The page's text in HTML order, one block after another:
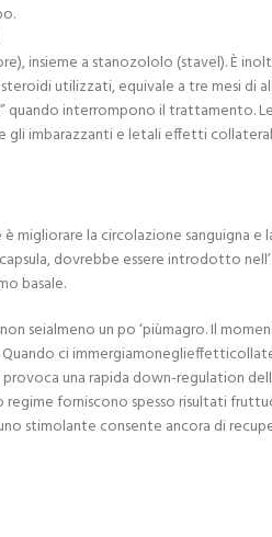
insieme a stanozololo (stavel). È
utilizzati, equivale a tre mesi di
quando interrompono il trattamento.
gli imbarazzanti e letali effetti
migliorare la circolazione sanguigna
dovrebbe essere introdotto
basale.
seialmeno un po ‘piùmagro. Il
ci
una rapida down-regulation
forniscono spesso risultati
stimolante consente ancora di